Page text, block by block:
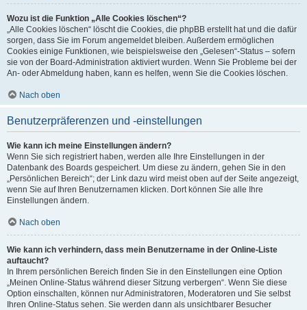
Wozu ist die Funktion „Alle Cookies löschen“?
„Alle Cookies löschen“ löscht die Cookies, die phpBB erstellt hat und die dafür
sorgen, dass Sie im Forum angemeldet bleiben. Außerdem ermöglichen
Cookies einige Funktionen, wie beispielsweise den „Gelesen“-Status – sofern
sie von der Board-Administration aktiviert wurden. Wenn Sie Probleme bei der
An- oder Abmeldung haben, kann es helfen, wenn Sie die Cookies löschen.
Nach oben
Benutzerpräferenzen und -einstellungen
Wie kann ich meine Einstellungen ändern?
Wenn Sie sich registriert haben, werden alle Ihre Einstellungen in der
Datenbank des Boards gespeichert. Um diese zu ändern, gehen Sie in den
„Persönlichen Bereich“; der Link dazu wird meist oben auf der Seite angezeigt,
wenn Sie auf Ihren Benutzernamen klicken. Dort können Sie alle Ihre
Einstellungen ändern.
Nach oben
Wie kann ich verhindern, dass mein Benutzername in der Online-Liste
auftaucht?
In Ihrem persönlichen Bereich finden Sie in den Einstellungen eine Option
„Meinen Online-Status während dieser Sitzung verbergen“. Wenn Sie diese
Option einschalten, können nur Administratoren, Moderatoren und Sie selbst
Ihren Online-Status sehen. Sie werden dann als unsichtbarer Besucher